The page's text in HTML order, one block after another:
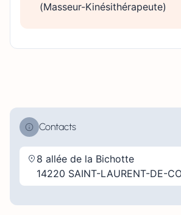
(Masseur-Kinésithérapeute)
Contacts
8 allée de la Bichotte
14220 SAINT-LAURENT-DE-